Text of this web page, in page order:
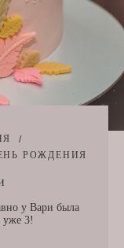
РОЖДЕНИЯ
у Вари была
уже 3!